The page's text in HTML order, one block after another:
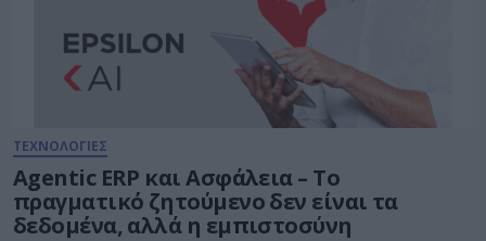
ΤΕΧΝΟΛΟΓΙΕΣ
Agentic ERP και Ασφάλεια – Το
πραγματικό ζητούμενο δεν είναι τα
δεδομένα, αλλά η εμπιστοσύνη